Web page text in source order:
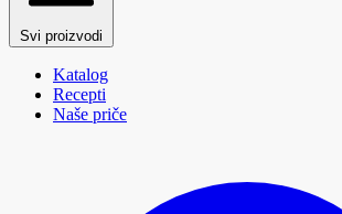
Svi proizvodi
Katalog
Recepti
Naše priče